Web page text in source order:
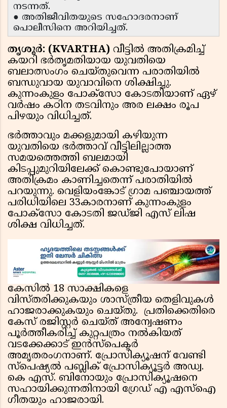
നടന്നത്.
● അതിജീവിതയുടെ സഹോദരനാണ്
പൊലീസിനെ അറിയിച്ചത്.
തൃശൂര്‍: (KVARTHA) വീട്ടില്‍ അതിക്രമിച്ച്
കയറി ഭര്‍തൃമതിയായ യുവതിയെ
ബലാത്സംഗം ചെയ്തുവെന്ന പരാതിയില്‍
ബന്ധുവായ യുവാവിനെ ശിക്ഷിച്ചു.
കുന്നംകുളം പോക്‌സോ കോടതിയാണ് ഏഴ്
വര്‍ഷം കഠിന തടവിനും അര ലക്ഷം രൂപ
പിഴയും വിധിച്ചത്.
ഭര്‍ത്താവും മക്കളുമായി കഴിയുന്ന
യുവതിയെ ഭര്‍ത്താവ് വീട്ടിലില്ലാത്ത
സമയത്തെത്തി ബലമായി
കിടപ്പുമുറിയിലേക്ക് കൊണ്ടുപോയാണ്
അതിക്രമം കാണിച്ചതെന്ന് പരാതിയില്‍
പറയുന്നു. വെളിയംങ്കോട് ഗ്രാമ പഞ്ചായത്ത്
പരിധിയിലെ 33കാരനാണ് കുന്നംകുളം
പോക്‌സോ കോടതി ജഡ്ജി എസ് ലിഷ
ശിക്ഷ വിധിച്ചത്.
കേസില്‍ 18 സാക്ഷികളെ
വിസ്തരിക്കുകയും ശാസ്ത്രീയ തെളിവുകള്‍
ഹാജരാക്കുകയും ചെയ്തു. പ്രതിക്കെതിരെ
കേസ് രജിസ്റ്റര്‍ ചെയ്ത് അന്വേഷണം
പൂര്‍ത്തീകരിച്ച് കുറ്റപത്രം നല്‍കിയത്
വടക്കേക്കാട് ഇന്‍സ്‌പെക്ടര്‍
അമൃതരംഗനാണ്. പ്രോസിക്യൂഷന് വേണ്ടി
സ്‌പെഷ്യല്‍ പബ്ലിക് പ്രോസിക്യൂട്ടര്‍ അഡ്വ.
കെ എസ്. ബിനോയും പ്രോസിക്യൂഷനെ
സഹായിക്കുന്നതിനായി ഗ്രേഡ് എ എസ്‌ഐ
ഗീതയും ഹാജരായി.